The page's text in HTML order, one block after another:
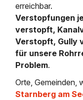
erreichbar.
Verstopfungen
verstopft,
Verstopft, Gully
für unsere
Problem.
Orte, Gemeinden,
Starnberg am